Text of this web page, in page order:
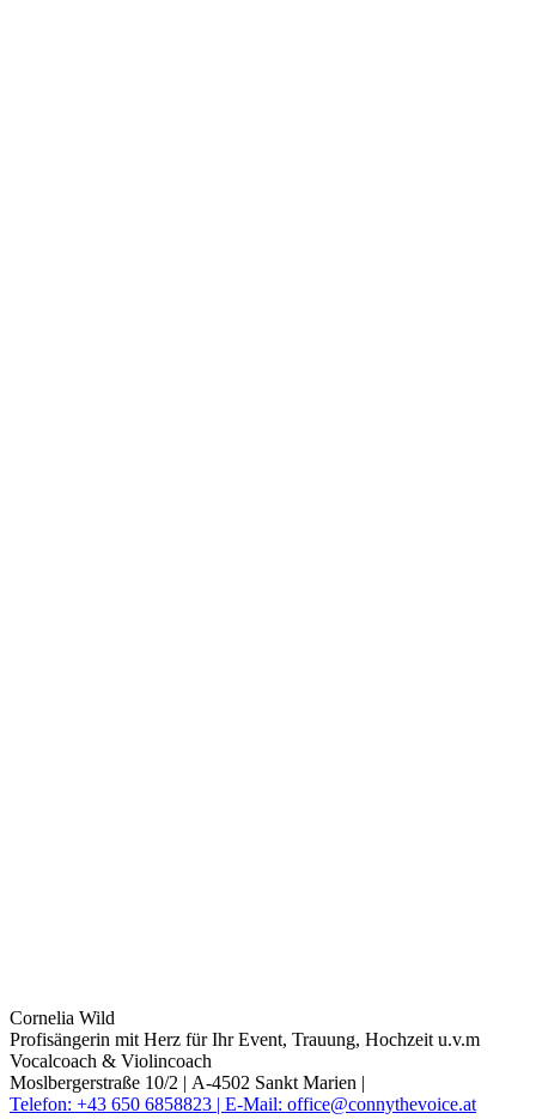
Cornelia Wild
Profisängerin mit Herz für Ihr Event, Trauung, Hochzeit u.v.m
Vocalcoach & Violincoach
Moslbergerstraße 10/2 | A-4502 Sankt Marien |
Telefon: +43 650 6858823 | E-Mail: office@connythevoice.at